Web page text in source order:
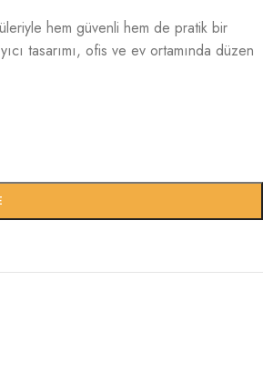
hem güvenli hem de pratik bir
tasarımı, ofis ve ev ortamında düzen